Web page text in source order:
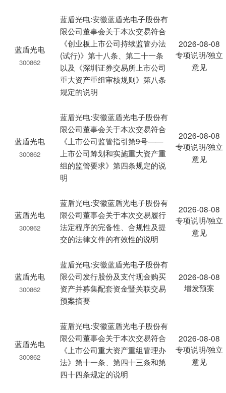
蓝盾光电
300862
蓝盾光电:安徽蓝盾光电子股份有
限公司董事会关于本次交易符合
《创业板上市公司持续监管办法
(试行)》第十八条、第二十一条
以及《深圳证券交易所上市公司
重大资产重组审核规则》第八条
规定的说明
2026-08-08
专项说明/独立
意见
蓝盾光电
300862
蓝盾光电:安徽蓝盾光电子股份有
限公司董事会关于本次交易符合
《上市公司监管指引第9号——
上市公司筹划和实施重大资产重
组的监管要求》第四条规定的说
明
2026-08-08
专项说明/独立
意见
蓝盾光电
300862
蓝盾光电:安徽蓝盾光电子股份有
限公司董事会关于本次交易履行
法定程序的完备性、合规性及提
交的法律文件的有效性的说明
2026-08-08
专项说明/独立
意见
蓝盾光电
300862
蓝盾光电:安徽蓝盾光电子股份有
限公司发行股份及支付现金购买
资产并募集配套资金暨关联交易
预案摘要
2026-08-08
增发预案
蓝盾光电
300862
蓝盾光电:安徽蓝盾光电子股份有
限公司董事会关于本次交易符合
《上市公司重大资产重组管理办
法》第十一条、第四十三条和第
四十四条规定的说明
2026-08-08
专项说明/独立
意见